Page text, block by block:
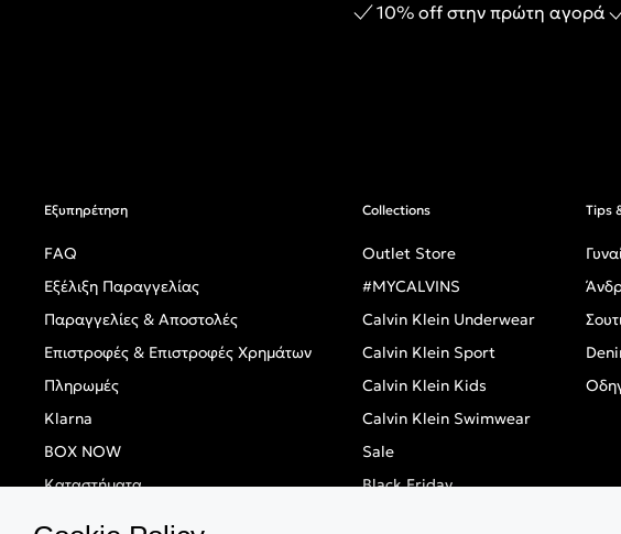
10% off στην πρώτη αγορά
Εξυπηρέτηση
FAQ
Εξέλιξη Παραγγελίας
Παραγγελίες & Αποστολές
Επιστροφές & Επιστροφές Χρημάτων
Πληρωμές
Klarna
BOX NOW
Καταστήματα
Collections
Outlet Store
#MYCALVINS
Calvin Klein Underwear
Calvin Klein Sport
Calvin Klein Kids
Calvin Klein Swimwear
Sale
Black Friday
Tips